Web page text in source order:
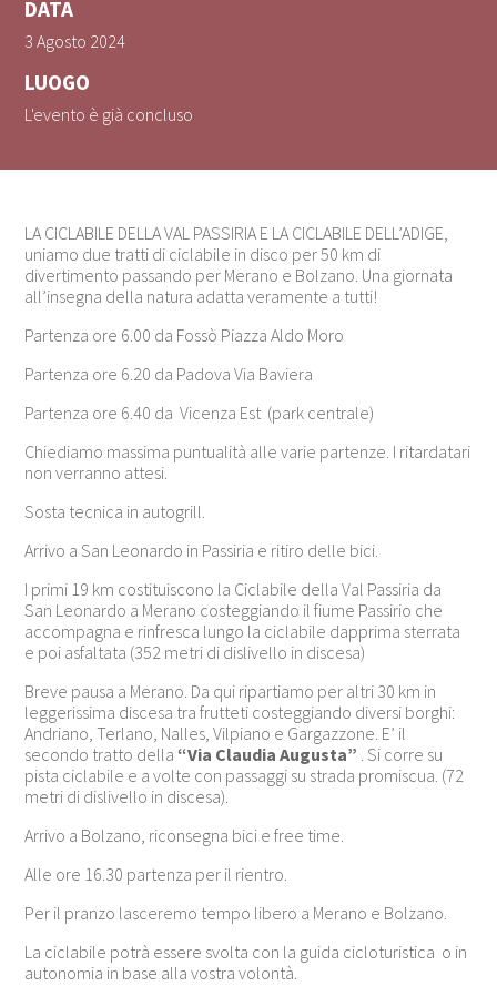
DATA
3 Agosto 2024
LUOGO
L'evento è già concluso
LA CICLABILE DELLA VAL PASSIRIA E LA CICLABILE DELL’ADIGE,
uniamo due tratti di ciclabile in disco per 50 km di
divertimento passando per Merano e Bolzano. Una giornata
all’insegna della natura adatta veramente a tutti!
Partenza ore 6.00 da Fossò Piazza Aldo Moro
Partenza ore 6.20 da Padova Via Baviera
Partenza ore 6.40 da Vicenza Est (park centrale)
Chiediamo massima puntualità alle varie partenze. I ritardatari
non verranno attesi.
Sosta tecnica in autogrill.
Arrivo a San Leonardo in Passiria e ritiro delle bici.
I primi 19 km costituiscono la Ciclabile della Val Passiria da
San Leonardo a Merano costeggiando il fiume Passirio che
accompagna e rinfresca lungo la ciclabile dapprima sterrata
e poi asfaltata (352 metri di dislivello in discesa)
Breve pausa a Merano. Da qui ripartiamo per altri 30 km in
leggerissima discesa tra frutteti costeggiando diversi borghi:
Andriano, Terlano, Nalles, Vilpiano e Gargazzone. E’ il
secondo tratto della “Via Claudia Augusta” . Si corre su
pista ciclabile e a volte con passaggi su strada promiscua. (72
metri di dislivello in discesa).
Arrivo a Bolzano, riconsegna bici e free time.
Alle ore 16.30 partenza per il rientro.
Per il pranzo lasceremo tempo libero a Merano e Bolzano.
La ciclabile potrà essere svolta con la guida cicloturistica o in
autonomia in base alla vostra volontà.